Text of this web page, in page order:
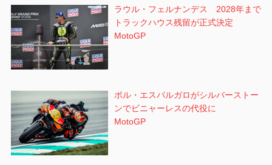
ラウル・フェルナンデス 2028年まで
トラックハウス残留が正式決定
MotoGP
ポル・エスパルガロがシルバーストー
ンでビニャーレスの代役に
MotoGP